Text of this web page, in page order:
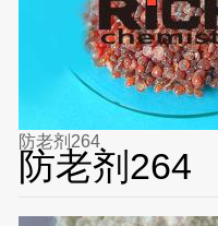
防老剂264
防老剂264